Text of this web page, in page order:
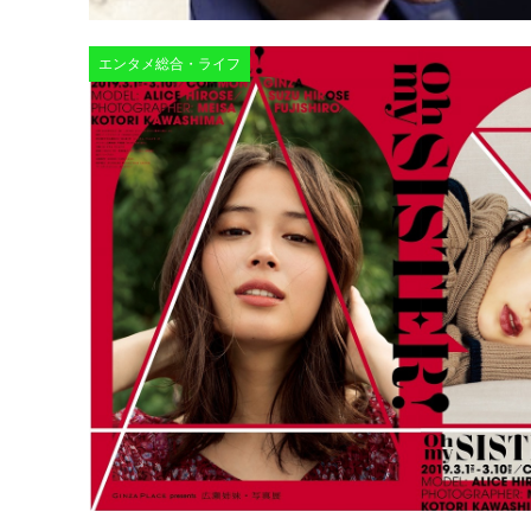
エンタメ総合・ライフ